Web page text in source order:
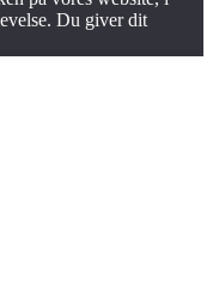
Du giver dit